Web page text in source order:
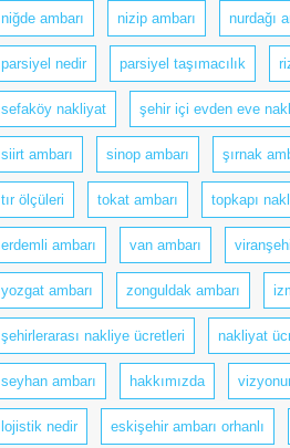
niğde ambarı nizip ambarı nurdağı
parsiyel nedir parsiyel taşımacılık
sefaköy nakliyat şehir içi evden eve
siirt ambarı sinop ambarı şırnak
tır ölçüleri tokat ambarı topkapı
erdemli ambarı van ambarı
yozgat ambarı zonguldak ambarı
şehirlerarası nakliye ücretleri nakliyat
seyhan ambarı hakkımızda
lojistik nedir eskişehir ambarı orhanlı